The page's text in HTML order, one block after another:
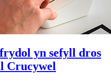
yn sefyll dros
Crucywel